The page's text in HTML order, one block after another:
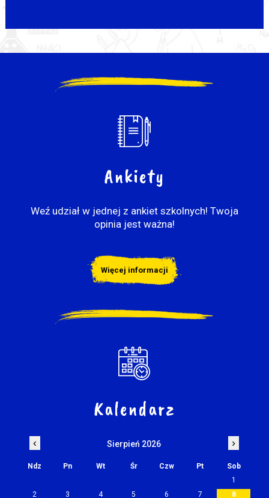
Ankiety
Weź udział w jednej z ankiet szkolnych! Twoja
opinia jest ważna!
Więcej informacji
Kalendarz
‹ Sierpień 2026 ›
Ndz Pn Wt Śr Czw Pt
Sob
1
2
3 4 5 6 7
8